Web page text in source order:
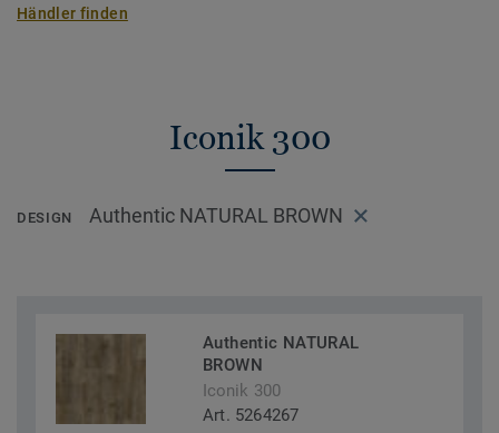
Händler finden
Iconik 300
DESIGN Authentic NATURAL BROWN
Authentic NATURAL
BROWN
Iconik 300
Art. 5264267